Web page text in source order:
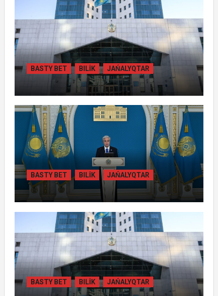
BASTY BET BILİK JAŃALYQTAR
ЖАМБЫЛ ОБЛЫСЫНДА
ҚАЙТАРЫЛҒАН АКТИВТЕР ЕСЕБІНЕН
84 МЫҢ ТҰРҒЫН ТҰРАҚТЫ ГАЗБЕН
ҚАМТЫЛАДЫ
BASTY BET BILİK JAŃALYQTAR
ТОҚАЕВ БІРНЕШЕ ІРІ АВТОЖОЛ
ЖОБАСЫНЫҢ ҚҰРЫЛЫСЫН РЕСМИ
ТҮРДЕ БАСТАП БЕРДІ
BASTY BET BILİK JAŃALYQTAR